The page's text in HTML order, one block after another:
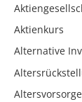
Aktienkurs
Alternative
Altersvorsorge